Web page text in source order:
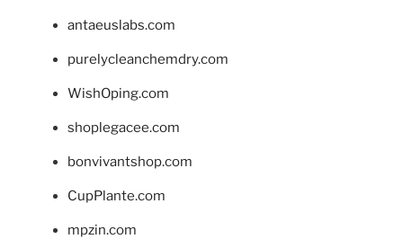
antaeuslabs.com
purelycleanchemdry.com
WishOping.com
shoplegacee.com
bonvivantshop.com
CupPlante.com
mpzin.com